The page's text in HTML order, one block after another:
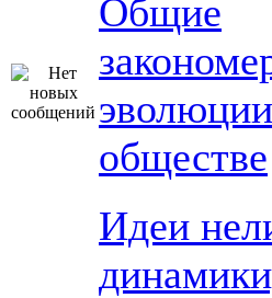
Общие
обществе
Идеи